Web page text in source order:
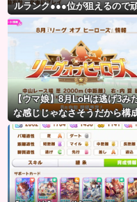
ルランク●●●位が狙えるので
りましょう。← これ
【ウマ娘】8月LoHは逃げ3み
な感じじゃなさそうだから構
うよね。